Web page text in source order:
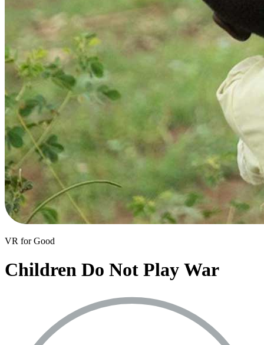
VR for Good
Children Do Not Play War